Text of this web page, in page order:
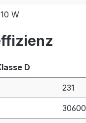
W
D
231
30600